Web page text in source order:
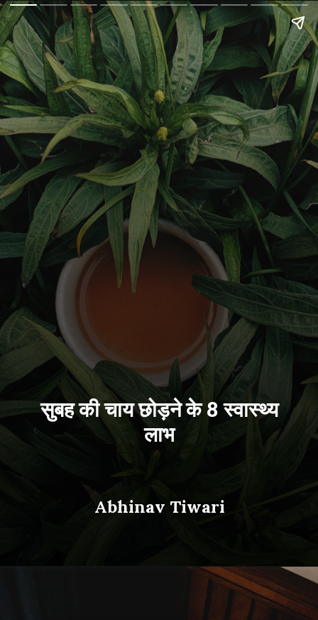
सुबह की चाय छोड़ने के 8 स्वास्थ्य
लाभ
Abhinav Tiwari